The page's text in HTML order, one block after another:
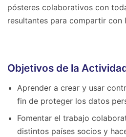
pósteres colaborativos con
resultantes para compartir con
Objetivos de la
Aprender a crear y usar
fin de proteger los datos
Fomentar el trabajo
distintos países socios y